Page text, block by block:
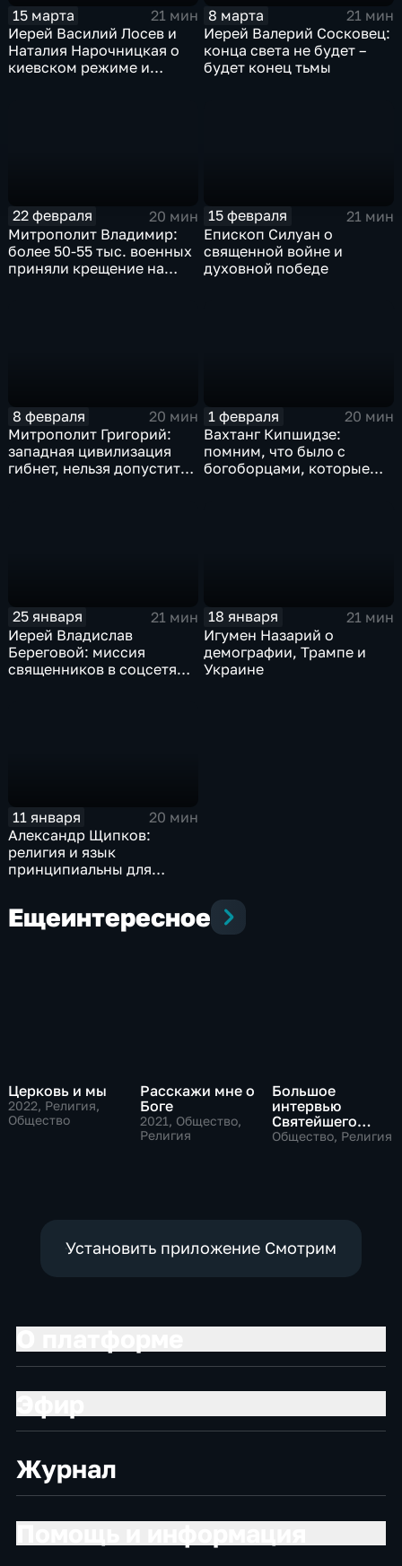
15 марта
21 мин
Иерей Василий Лосев и
Наталия Нарочницкая о
киевском режиме и
8 марта
21 мин
Иерей Валерий Сосковец:
конца света не будет –
будет конец тьмы
22 февраля
20 мин
Митрополит Владимир:
более 50-55 тыс. военных
приняли крещение на
15 февраля
21 мин
Епископ Силуан о
священной войне и
духовной победе
8 февраля
20 мин
Митрополит Григорий:
западная цивилизация
гибнет, нельзя допустить
1 февраля
20 мин
Вахтанг Кипшидзе:
помним, что было с
богоборцами, которые
25 января
21 мин
Иерей Владислав
Береговой: миссия
священников в соцсетях
18 января
21 мин
Игумен Назарий о
демографии, Трампе и
Украине
11 января
20 мин
Александр Щипков:
религия и язык
принципиальны для
Ещеинтересное
Церковь и мы
2022, Религия,
Общество
Расскажи мне о
Боге
2021, Общество,
Религия
Большое
интервью
Святейшего
Патриарха
Общество, Религия
Установить приложение Смотрим
Журнал